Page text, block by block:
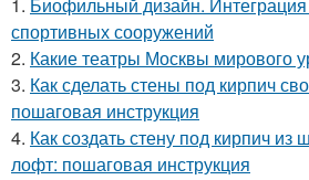
спортивных сооружений
2. Какие театры Москвы мирового
3. Как сделать стены под кирпич
пошаговая инструкция
4. Как создать стену под кирпич из
лофт: пошаговая инструкция